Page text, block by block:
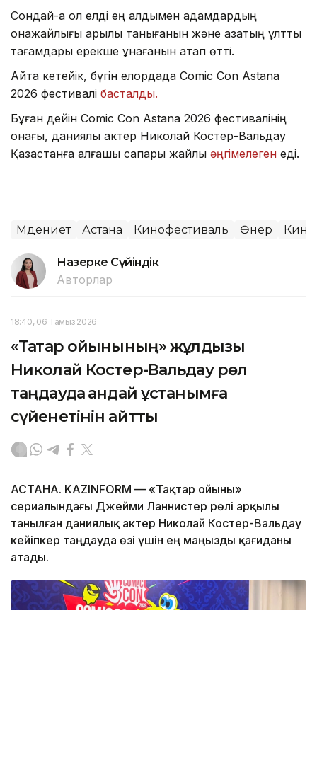
Сондай-ақ ол елді ең алдымен адамдардың
қонақжайлығы арқылы танығанын және қазақтың ұлттық
тағамдары ерекше ұнағанын атап өтті.
Айта кетейік, бүгін елордада Comic Con Astana
2026 фестивалі басталды.
Бұған дейін Comic Con Astana 2026 фестивалінің
қонағы, даниялық актер Николай Костер-Вальдау
Қазақстанға алғашқы сапары жайлы әңгімелеген еді.
Мәдениет Астана Кинофестиваль Өнер Кино
Назерке Сүйіндік
Авторлар
18:40, 06 Тамыз 2026
«Тақтар ойынының» жұлдызы
Николай Костер-Вальдау рөл
таңдауда қандай ұстанымға
сүйенетінін айтты
АСТАНА. KAZINFORM — «Тақтар ойыны»
сериалындағы Джейми Ланнистер рөлі арқылы
танылған даниялық актер Николай Костер-Вальдау
кейіпкер таңдауда өзі үшін ең маңызды қағиданы
атады.